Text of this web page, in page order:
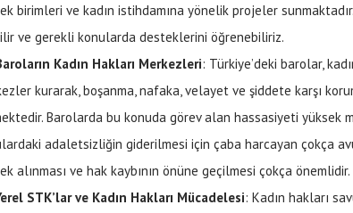
birimleri ve kadın istihdamına yönelik projeler
ve gerekli konularda desteklerini öğrenebiliriz.
Kadın Hakları Merkezleri: Türkiye’deki barolar,
kurarak, boşanma, nafaka, velayet ve şiddete karşı
Barolarda bu konuda görev alan hassasiyeti yüksek
adaletsizliğin giderilmesi için çaba harcayan çokça
alınması ve hak kaybının önüne geçilmesi çokça önemlidir.
STK’lar ve Kadın Hakları Mücadelesi: Kadın hakları